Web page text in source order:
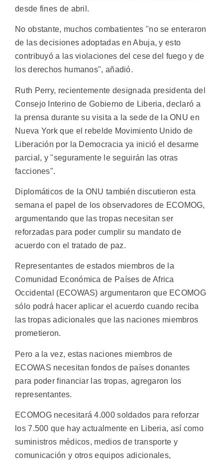
desde fines de abril.
No obstante, muchos combatientes "no se enteraron
de las decisiones adoptadas en Abuja, y esto
contribuyó a las violaciones del cese del fuego y de
los derechos humanos", añadió.
Ruth Perry, recientemente designada presidenta del
Consejo Interino de Gobierno de Liberia, declaró a
la prensa durante su visita a la sede de la ONU en
Nueva York que el rebelde Movimiento Unido de
Liberación por la Democracia ya inició el desarme
parcial, y "seguramente le seguirán las otras
facciones".
Diplomáticos de la ONU también discutieron esta
semana el papel de los observadores de ECOMOG,
argumentando que las tropas necesitan ser
reforzadas para poder cumplir su mandato de
acuerdo con el tratado de paz.
Representantes de estados miembros de la
Comunidad Económica de Países de Africa
Occidental (ECOWAS) argumentaron que ECOMOG
sólo podrá hacer aplicar el acuerdo cuando reciba
las tropas adicionales que las naciones miembros
prometieron.
Pero a la vez, estas naciones miembros de
ECOWAS necesitan fondos de países donantes
para poder financiar las tropas, agregaron los
representantes.
ECOMOG necesitará 4.000 soldados para reforzar
los 7.500 que hay actualmente en Liberia, así como
suministros médicos, medios de transporte y
comunicación y otros equipos adicionales,